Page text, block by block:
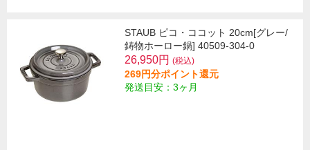
STAUB ピコ・ココット 20cm[グレー/
鋳物ホーロー鍋] 40509-304-0
26,950円 (税込)
269円分ポイント還元
発送目安：3ヶ月